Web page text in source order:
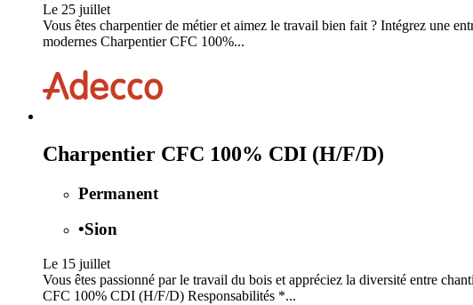
Le 25 juillet
Vous êtes charpentier de métier et aimez le travail bien fait ? Intégrez une
modernes Charpentier CFC 100%...
Charpentier CFC 100% CDI (H/F/D)
Permanent
•Sion
Le 15 juillet
Vous êtes passionné par le travail du bois et appréciez la diversité entre
CFC 100% CDI (H/F/D) Responsabilités *...